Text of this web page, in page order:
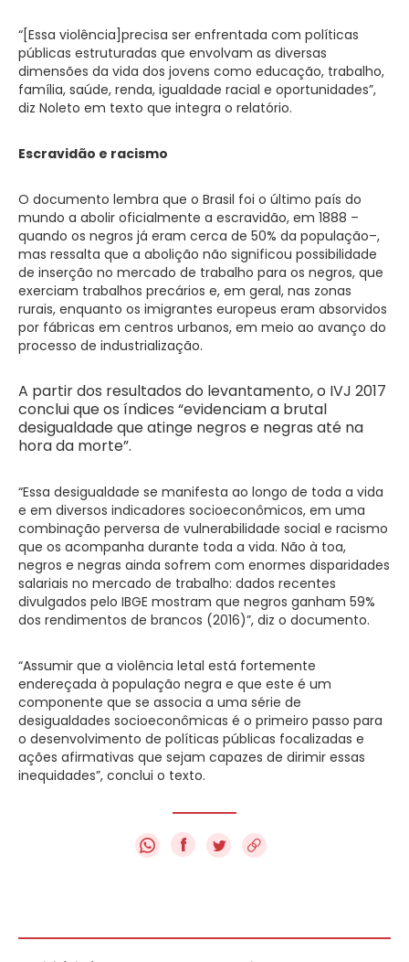
“[Essa violência]precisa ser enfrentada com políticas
públicas estruturadas que envolvam as diversas
dimensões da vida dos jovens como educação, trabalho,
família, saúde, renda, igualdade racial e oportunidades”,
diz Noleto em texto que integra o relatório.
Escravidão e racismo
O documento lembra que o Brasil foi o último país do
mundo a abolir oficialmente a escravidão, em 1888 –
quando os negros já eram cerca de 50% da população–,
mas ressalta que a abolição não significou possibilidade
de inserção no mercado de trabalho para os negros, que
exerciam trabalhos precários e, em geral, nas zonas
rurais, enquanto os imigrantes europeus eram absorvidos
por fábricas em centros urbanos, em meio ao avanço do
processo de industrialização.
A partir dos resultados do levantamento, o IVJ 2017
conclui que os índices “evidenciam a brutal
desigualdade que atinge negros e negras até na
hora da morte”.
“Essa desigualdade se manifesta ao longo de toda a vida
e em diversos indicadores socioeconômicos, em uma
combinação perversa de vulnerabilidade social e racismo
que os acompanha durante toda a vida. Não à toa,
negros e negras ainda sofrem com enormes disparidades
salariais no mercado de trabalho: dados recentes
divulgados pelo IBGE mostram que negros ganham 59%
dos rendimentos de brancos (2016)”, diz o documento.
“Assumir que a violência letal está fortemente
endereçada à população negra e que este é um
componente que se associa a uma série de
desigualdades socioeconômicas é o primeiro passo para
o desenvolvimento de políticas públicas focalizadas e
ações afirmativas que sejam capazes de dirimir essas
inequidades”, conclui o texto.
f